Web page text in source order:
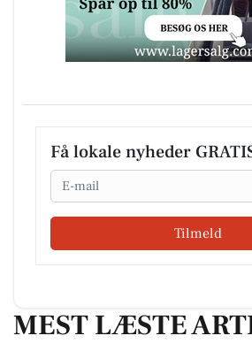
Få lokale nyheder
Email
Tilmeld
MEST LÆSTE